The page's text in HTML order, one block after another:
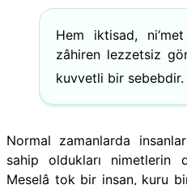
Hem iktisad,
zâhiren lezzetsiz
kuvvetli bir sebebdir.
Normal zamanlarda
sahip oldukları nimetlerin
Meselâ tok bir insan, kuru